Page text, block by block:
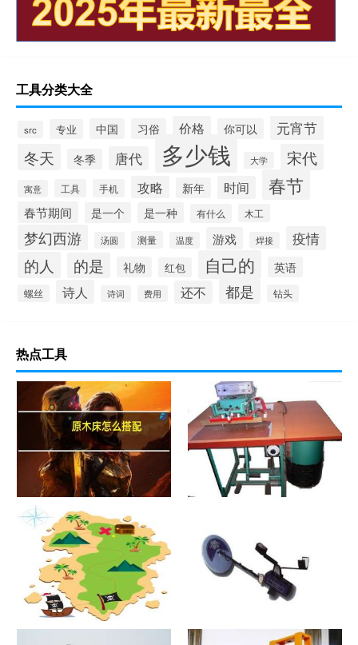
工具分类大全
src 专业 中国 习俗 价格 你可以 元宵节
冬天 冬季 唐代 多少钱 大学 宋代
寓意 工具 手机 攻略 新年 时间 春节
春节期间 是一个 是一种 有什么 木工
梦幻西游 汤圆 测量 温度 游戏 焊接 疫情
的人 的是 礼物 红包 自己的 英语
螺丝 诗人 诗词 费用 还不 都是 钻头
热点工具
原木床怎么搭配
寻宝？寻宝2021价格和图文详
探测器？探测器2021价格和图